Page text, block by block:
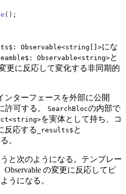
();
Observable<string[]>にな
Observable<string>と
更に反応して変化する非同期的
ンターフェースを外部に公開
許可する。
SearchBlocの内部で
を実体として持ち、コ
反応する _results$ と
。
と次のようになる。テンプレー
Observable の変更に反応してビ
うになる。